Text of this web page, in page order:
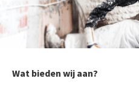
Wat bieden wij aan?